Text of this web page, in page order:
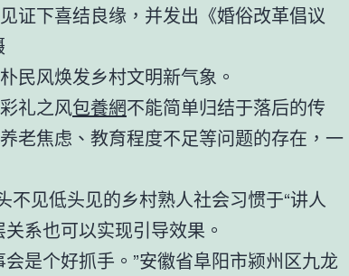
证下喜结良缘，并发出《婚俗改革倡议
民风焕发乡村文明新气象。
礼之风包養網不能简单归结于落后的传
老焦虑、教育程度不足等问题的存在，一
见低头见的乡村熟人社会习惯于“讲人
系也可以实现引导效果。
是个好抓手。”安徽省阜阳市颍州区九龙